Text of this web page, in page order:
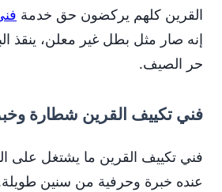
القرين كلهم يركضون حق خدمة
إنه صار مثل بطل غير معلن، ينقذ
حر الصيف.
فني تكييف القرين شطارة
فني تكييف القرين ما يشتغل على
عنده خبرة وحرفية من سنين